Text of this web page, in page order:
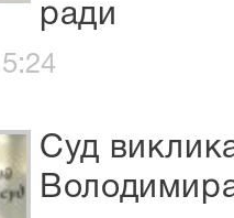
ради
Суд